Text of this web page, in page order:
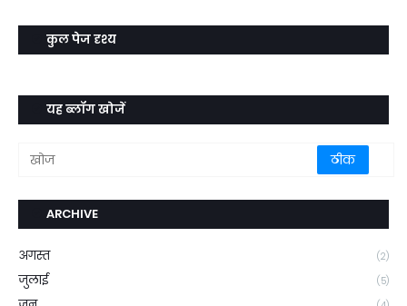
कुल पेज दृश्य
यह ब्लॉग खोजें
ARCHIVE
अगस्त (2)
जुलाई (5)